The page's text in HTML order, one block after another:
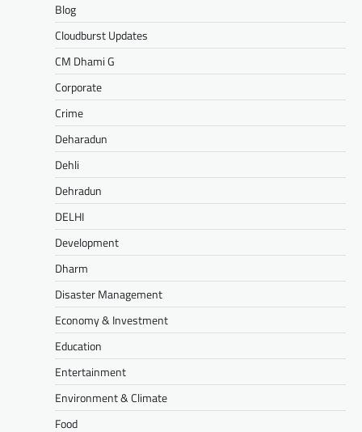
Blog
Cloudburst Updates
CM Dhami G
Corporate
Crime
Deharadun
Dehli
Dehradun
DELHI
Development
Dharm
Disaster Management
Economy & Investment
Education
Entertainment
Environment & Climate
Food